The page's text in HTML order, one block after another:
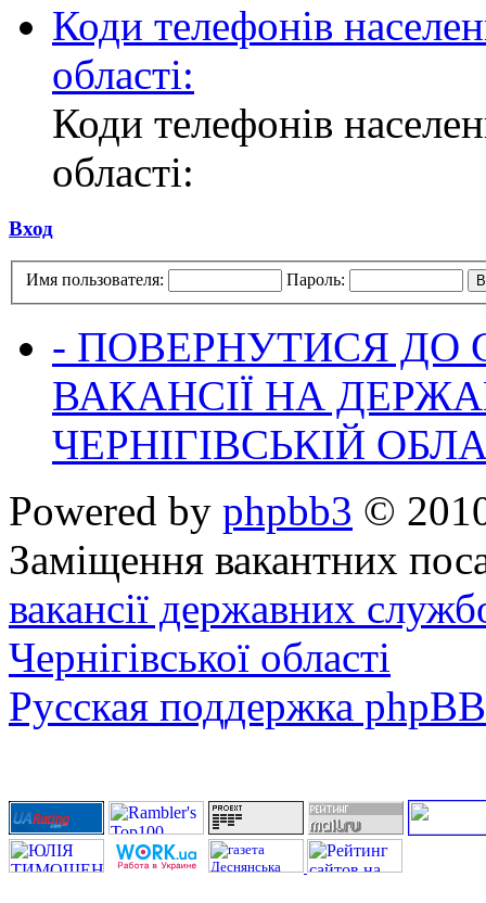
Коди телефонів
області:
Коди телефонів
області:
Вход
Имя пользователя: Пароль:
- ПОВЕРНУТИСЯ ДО
ВАКАНСІЇ НА
ЧЕРНІГІВСЬКІЙ
Powered by phpbb3 ©
Заміщення вакантних
вакансії державних
Чернігівської області
Русская поддержка phpBB